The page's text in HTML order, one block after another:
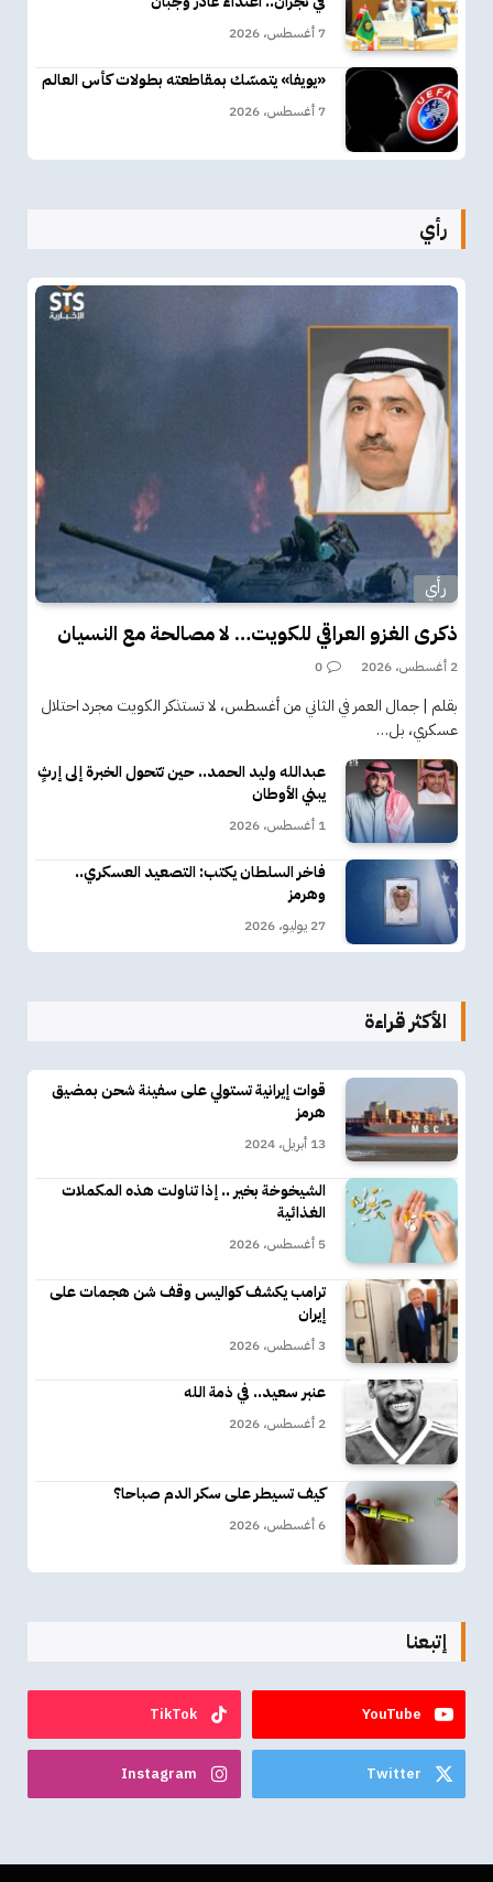
7 أغسطس، 2026
«يويفا» يتمسّك بمقاطعته بطولات كأس العالم
7 أغسطس، 2026
رأي
رأي
ذكرى الغزو العراقي للكويت… لا مصالحة مع النسيان
2 أغسطس، 2026 0
بقلم | جمال العمر في الثاني من أغسطس، لا تستذكر الكويت مجرد احتلال
عسكري، بل…
عبدالله وليد الحمد.. حين تتحول الخبرة إلى إرثٍ
يبني الأوطان
1 أغسطس، 2026
فاخر السلطان يكتب: التصعيد العسكري..
وهرمز
27 يوليو، 2026
الأكثر قراءة
قوات إيرانية تستولي على سفينة شحن بمضيق
هرمز
13 أبريل، 2024
الشيخوخة بخير .. إذا تناولت هذه المكملات
الغذائية
5 أغسطس، 2026
ترامب يكشف كواليس وقف شن هجمات على
إيران
3 أغسطس، 2026
عنبر سعيد.. في ذمة الله
2 أغسطس، 2026
كيف تسيطر على سكر الدم صباحا؟
6 أغسطس، 2026
إتبعنا
YouTube
TikTok
Twitter
Instagram